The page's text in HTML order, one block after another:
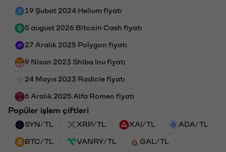
19 Şubat 2024 Helium fiyatı
5 august 2026 Bitcoin Cash fiyatı
27 Aralık 2025 Polygon fiyatı
9 Nisan 2023 Shiba Inu fiyatı
24 Mayıs 2023 Radicle fiyatı
6 Aralık 2025 Alfa Romeo fiyatı
Popüler işlem çiftleri
SYN/TL XRP/TL XAI/TL ADA/TL
BTC/TL VANRY/TL GAL/TL